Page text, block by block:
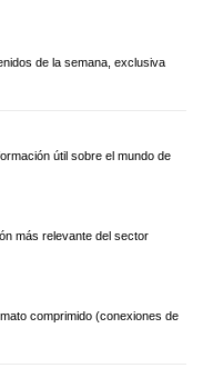
de la semana, exclusiva
útil sobre el mundo de
más relevante del sector
comprimido (conexiones de